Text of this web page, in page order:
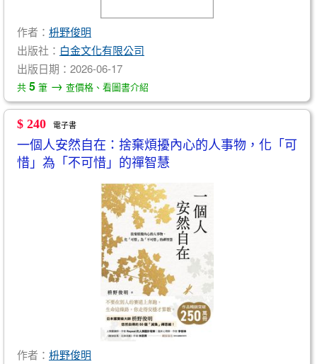
作者： 枡野俊明
出版社： 白金文化有限公司
出版日期：2026-06-17
共 5 筆 → 查價格、看圖書介紹
$ 240 電子書
一個人安然自在：捨棄煩擾內心的人事物，化「可
惜」為「不可惜」的禪智慧
作者： 枡野俊明